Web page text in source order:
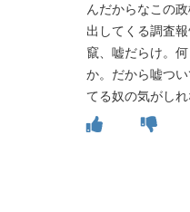
んだからなこの
出してくる調査
竄、嘘だらけ。
か。だから嘘つ
てる奴の気がし